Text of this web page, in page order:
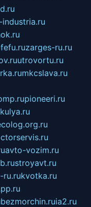
industria.ru
zarges-ru.ru
utrovortu.ru
mkcslava.ru
pioneeri.ru
avto-vozim.ru
stroyavt.ru
ru.rukvotka.ru
bezmorchin.ruia2.ru